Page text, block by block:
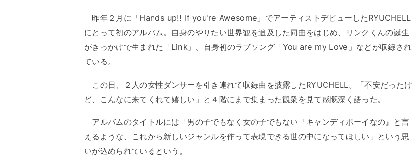
昨年２月に「Hands up!! If you're Awesome」でアーティストデビューしたRYUCHELL
にとって初のアルバム。自身のやりたい世界観を追及した同曲をはじめ、リンクくんの誕生
がきっかけで生まれた「Link」、自身初のラブソング「You are my Love」などが収録され
ている。
この日、２人の女性ダンサーを引き連れて収録曲を披露したRYUCHELL。「不安だったけ
ど、こんなに来てくれて嬉しい」と４階にまで集まった観衆を見て感慨深く語った。
アルバムのタイトルには「男の子でもなく女の子でもない『キャンディボーイなの』と言
えるような、これから新しいジャンルを作って表現できる世の中になってほしい」という思
いが込められているという。